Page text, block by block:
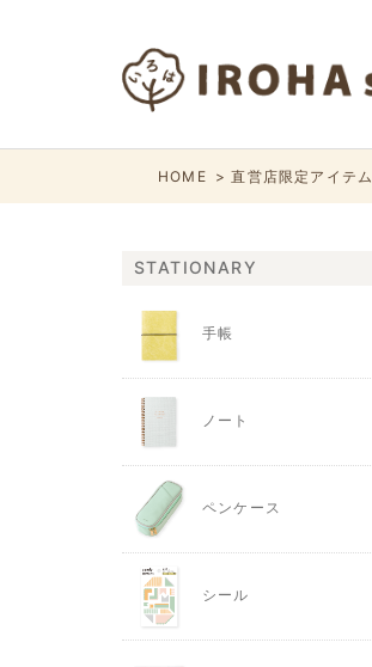
HOME 直営店限定アイテム
STATIONARY
手帳
ノート
ペンケース
シール